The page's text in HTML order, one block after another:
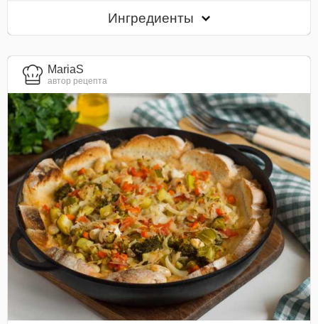
Ингредиенты
MariaS
автор рецепта